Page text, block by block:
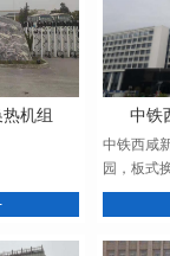
机组 中铁
中铁西咸
园，板式